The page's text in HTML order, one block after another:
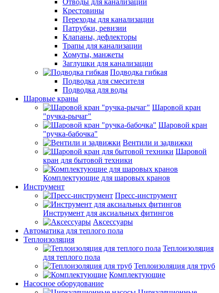
Отводы для канализации
Крестовины
Переходы для канализации
Патрубки, ревизии
Клапаны, дефлекторы
Трапы для канализации
Хомуты, манжеты
Заглушки для канализации
Подводка гибкая
Подводка для смесителя
Подводка для воды
Шаровые краны
Шаровой кран
"ручка-рычаг"
Шаровой кран
"ручка-бабочка"
Вентили и задвижки
Шаровой
кран для бытовой техники
Комплектующие для шаровых кранов
Инструмент
Пресс-инструмент
Инструмент для аксиальных фитингов
Аксессуары
Автоматика для теплого пола
Теплоизоляция
Теплоизоляция
для теплого пола
Теплоизоляция для труб
Комплектующие
Насосное оборудование